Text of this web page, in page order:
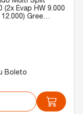
(2x Evap HW 9.000
Gree
Boleto